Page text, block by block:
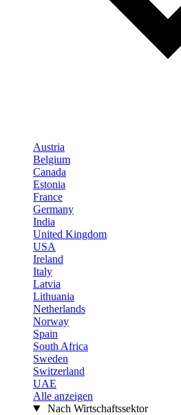
Austria
Belgium
Canada
Estonia
France
Germany
India
United Kingdom
USA
Ireland
Italy
Latvia
Lithuania
Netherlands
Norway
Spain
South Africa
Sweden
Switzerland
UAE
Alle anzeigen
Nach Wirtschaftssektor